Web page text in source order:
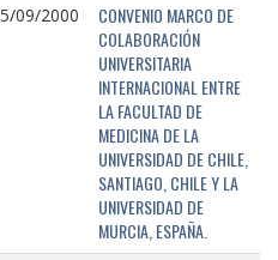
09/2000
CONVENIO MARCO DE
COLABORACIÓN
UNIVERSITARIA
INTERNACIONAL ENTRE
LA FACULTAD DE
MEDICINA DE LA
UNIVERSIDAD DE CHILE,
SANTIAGO, CHILE Y LA
UNIVERSIDAD DE
MURCIA, ESPAÑA.